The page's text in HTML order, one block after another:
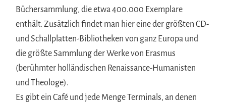
Büchersammlung, die etwa 400.000 Exemplare
enthält. Zusätzlich findet man hier eine der größten CD-
und Schallplatten-Bibliotheken von ganz Europa und
die größte Sammlung der Werke von Erasmus
(berühmter holländischen Renaissance-Humanisten
und Theologe).
Es gibt ein Café und jede Menge Terminals, an denen